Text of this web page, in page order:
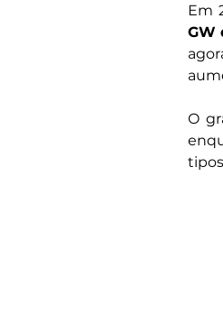
Em
GW
O